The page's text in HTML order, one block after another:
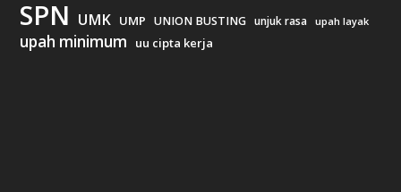
SPN UMK UMP UNION BUSTING unjuk rasa upah layak
upah minimum uu cipta kerja